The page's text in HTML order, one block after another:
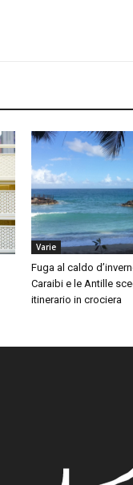
Varie
Fuga al caldo
Caraibi e le Antille
itinerario in crociera